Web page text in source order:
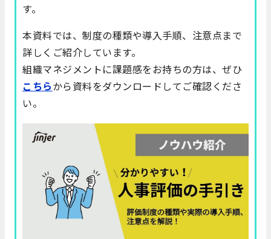
す。
本資料では、制度の種類や導入手順、注意点まで
詳しくご紹介しています。
組織マネジメントに課題感をお持ちの方は、ぜひ
こちらから資料をダウンロードしてご確認くださ
い。